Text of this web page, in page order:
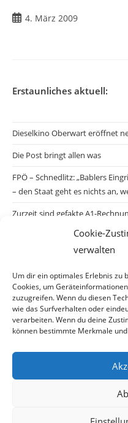
Cookie-
verwalten
Um dir ein optimales Erlebnis zu
Cookies, um
zuzugreifen. Wenn du diesen
wie das Surfverhalten oder
verarbeiten. Wenn du deine
können bestimmte Merkmale
Beitrag
4. März 2009
Erstaunliches aktuell:
Dieselkino Oberwart eröffnet
Die Post bringt allen was
FPÖ – Schnedlitz: „Bablers
– den Staat geht es nichts an,
Zurzeit sind gefakte A1-
Salzburgs Juden und ihre
die Gefahr endlich konkret!“
Biologisches Wunder in Ceuta
Ein vermeintliches
Archiv